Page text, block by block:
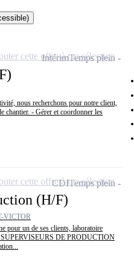
nous recherchons pour notre client,
chantier. - Gérer et coordonner les
IntérimTemps plein
cette offre à ma sélection
(H/F)
VICTOR
pour un de ses clients, laboratoire
SUPERVISEURS DE PRODUCTION
CDITemps plein
cette offre à ma sélection